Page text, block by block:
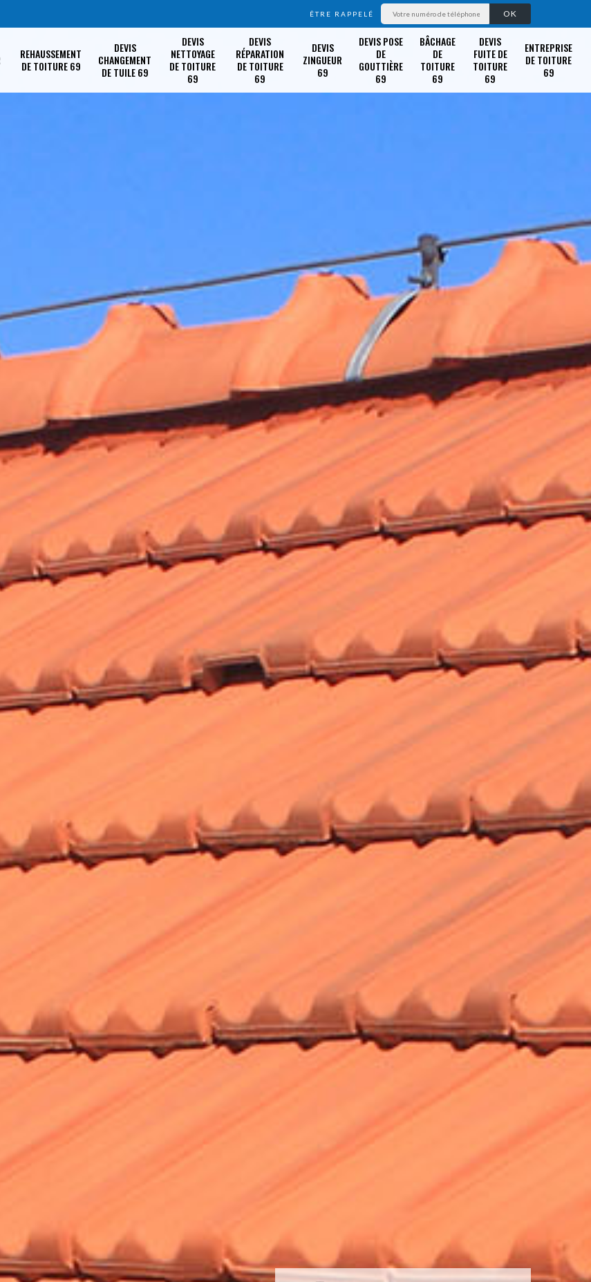
ÊTRE RAPPELÉ
REHAUSSEMENT
DE TOITURE 69
DEVIS
CHANGEMENT
DE TUILE 69
DEVIS
NETTOYAGE
DE TOITURE
69
DEVIS
RÉPARATION
DE TOITURE
69
DEVIS
ZINGUEUR
69
DEVIS POSE
DE
GOUTTIÈRE
69
BÂCHAGE
DE
TOITURE
69
DEVIS
FUITE DE
TOITURE
69
ENTREPRISE
DE TOITURE
69